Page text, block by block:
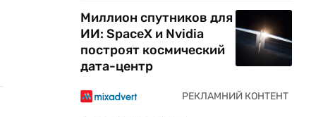
Миллион спутников для
ИИ: SpaceX и Nvidia
построят космический
дата-центр